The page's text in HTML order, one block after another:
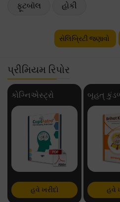
ફૂટબૉલ હોકી
સેલિબ્રિટી જણાવો
પ્રીમિયમ રિપોર
કોગ્નિએસ્ટ્રો
હવે ખરીદો
બૃહત્
હવે